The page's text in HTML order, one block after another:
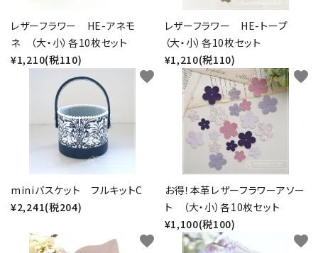
レザーフラワー HE-アネモ
ネ （大・小）各10枚セット
¥1,210(税110)
レザーフラワー HE-トープ
（大・小）各10枚セット
¥1,210(税110)
miniバスケット フルキットC
¥2,241(税204)
favorite
お得！本革レザーフラワーアソー
ト （大・小）各10枚セット
¥1,100(税100)
favorite
favorite favorite